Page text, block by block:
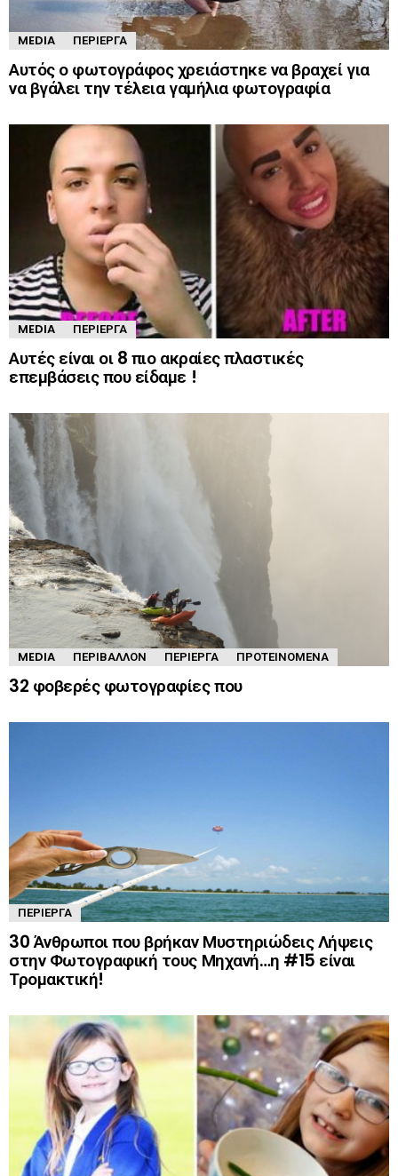
MEDIA ΠΕΡΊΕΡΓΑ
Αυτός ο φωτογράφος χρειάστηκε να βραχεί για
να βγάλει την τέλεια γαμήλια φωτογραφία
MEDIA ΠΕΡΊΕΡΓΑ
Αυτές είναι οι 8 πιο ακραίες πλαστικές
επεμβάσεις που είδαμε !
MEDIA ΠΕΡΙΒΆΛΛΟΝ ΠΕΡΊΕΡΓΑ ΠΡΟΤΕΙΝΌΜΕΝΑ
32 φοβερές φωτογραφίες που
ΠΕΡΊΕΡΓΑ
30 Άνθρωποι που βρήκαν Μυστηριώδεις Λήψεις
στην Φωτογραφική τους Μηχανή…η #15 είναι
Τρομακτική!